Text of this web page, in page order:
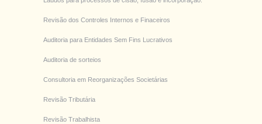
Revisão dos Controles Internos e Finaceiros
Auditoria para Entidades Sem Fins Lucrativos
Auditoria de sorteios
Consultoria em Reorganizações Societárias
Revisão Tributária
Revisão Trabalhista